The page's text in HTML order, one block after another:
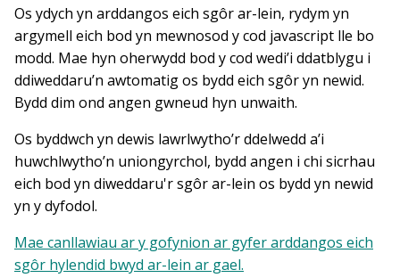
Os ydych yn arddangos eich sgôr ar-lein, rydym yn
argymell eich bod yn mewnosod y cod javascript lle bo
modd. Mae hyn oherwydd bod y cod wedi’i ddatblygu i
ddiweddaru’n awtomatig os bydd eich sgôr yn newid.
Bydd dim ond angen gwneud hyn unwaith.
Os byddwch yn dewis lawrlwytho’r ddelwedd a’i
huwchlwytho’n uniongyrchol, bydd angen i chi sicrhau
eich bod yn diweddaru'r sgôr ar-lein os bydd yn newid
yn y dyfodol.
Mae canllawiau ar y gofynion ar gyfer arddangos eich
sgôr hylendid bwyd ar-lein ar gael.